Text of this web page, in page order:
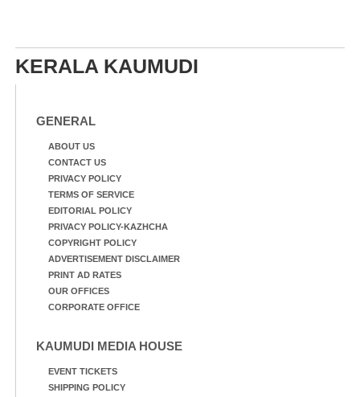
KERALA KAUMUDI
GENERAL
ABOUT US
CONTACT US
PRIVACY POLICY
TERMS OF SERVICE
EDITORIAL POLICY
PRIVACY POLICY-KAZHCHA
COPYRIGHT POLICY
ADVERTISEMENT DISCLAIMER
PRINT AD RATES
OUR OFFICES
CORPORATE OFFICE
KAUMUDI MEDIA HOUSE
EVENT TICKETS
SHIPPING POLICY